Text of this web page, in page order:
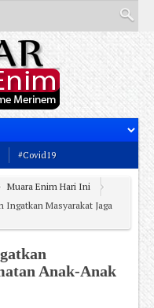
#Covid19
Muara Enim Hari Ini
Ingatkan Masyarakat Jaga
Anak-Anak